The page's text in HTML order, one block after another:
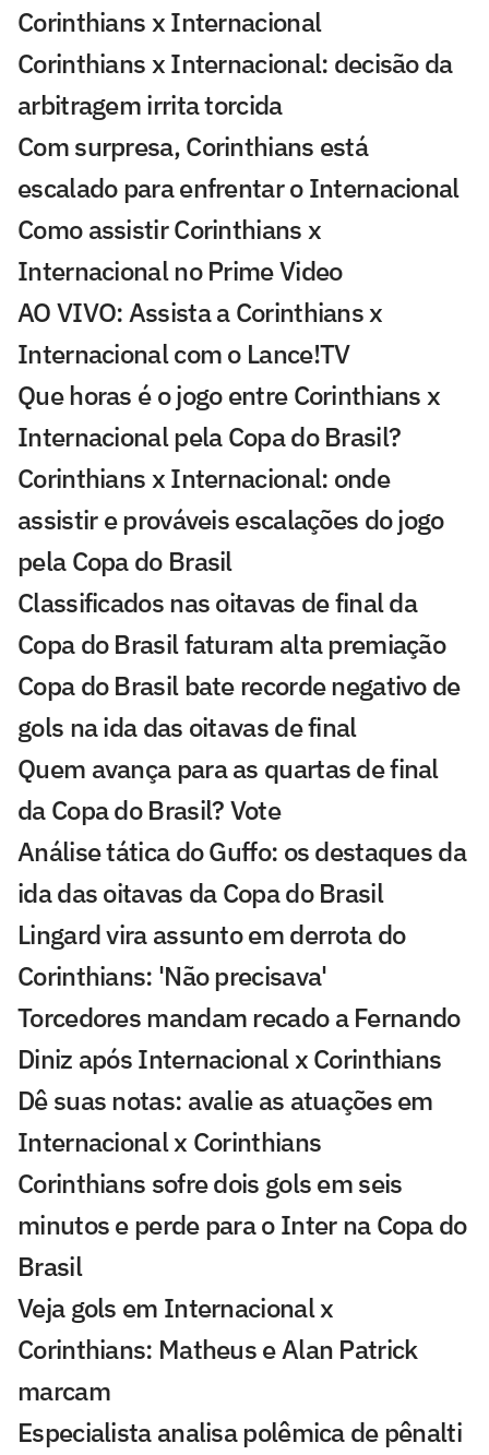
Corinthians x Internacional
Corinthians x Internacional: decisão da
arbitragem irrita torcida
Com surpresa, Corinthians está
escalado para enfrentar o Internacional
Como assistir Corinthians x
Internacional no Prime Video
AO VIVO: Assista a Corinthians x
Internacional com o Lance!TV
Que horas é o jogo entre Corinthians x
Internacional pela Copa do Brasil?
Corinthians x Internacional: onde
assistir e prováveis escalações do jogo
pela Copa do Brasil
Classificados nas oitavas de final da
Copa do Brasil faturam alta premiação
Copa do Brasil bate recorde negativo de
gols na ida das oitavas de final
Quem avança para as quartas de final
da Copa do Brasil? Vote
Análise tática do Guffo: os destaques da
ida das oitavas da Copa do Brasil
Lingard vira assunto em derrota do
Corinthians: 'Não precisava'
Torcedores mandam recado a Fernando
Diniz após Internacional x Corinthians
Dê suas notas: avalie as atuações em
Internacional x Corinthians
Corinthians sofre dois gols em seis
minutos e perde para o Inter na Copa do
Brasil
Veja gols em Internacional x
Corinthians: Matheus e Alan Patrick
marcam
Especialista analisa polêmica de pênalti